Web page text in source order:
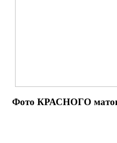
Фото КРАСНОГО